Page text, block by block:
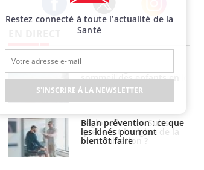
Facebook Twitter Instagram
sommeil des enfants en
vacances ?
Bilan prévention : ce que
les kinés pourront
bientôt faire
Restez connecté à toute l’actualité de la
Santé
S'INSCRIRE À LA NEWSLETTER